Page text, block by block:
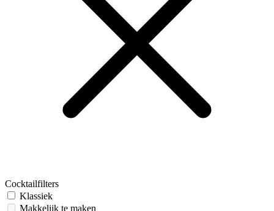
Cocktailfilters
Klassiek
Makkelijk te maken